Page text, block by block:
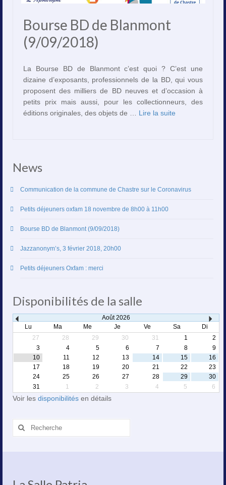
Bourse BD de Blanmont
(9/09/2018)
La Bourse BD de Blanmont c’est quoi ? C’est une
dizaine d’exposants, professionnels de la BD, qui vous
proposent des milliers de BD neuves et d’occasion à
petits prix mais aussi, pour les collectionneurs, des
éditions originales, des objets de … Lire la suite­­
News
Communication de la commune de Chastre sur le Coronavirus
Petits déjeuners oxfam 18 novembre de 8h00 à 11h00
Bourse BD de Blanmont (9/09/2018)
Jazzanonym’s, 3 février 2018, 20h00
Petits déjeuners Oxfam : merci
Disponibilités de la salle
Août 2026
Lu
Ma Me Je Ve Sa
Di
27
28 29 30 31 1
2
3
4 5 6 7 8
9
10
11 12 13 14 15
16
17
18 19 20 21 22
23
24
25 26 27 28 29
30
31
1 2 3 4 5 6
Voir les disponibilités en détails
Rechercher
: